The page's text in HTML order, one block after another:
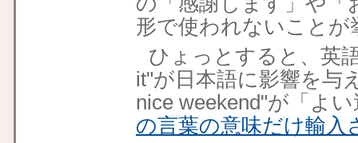
形で使われないことが
ひょっとすると、英
it"が日本語に影響を与
nice weekend"が「よ
の言葉の意味だけ輸入